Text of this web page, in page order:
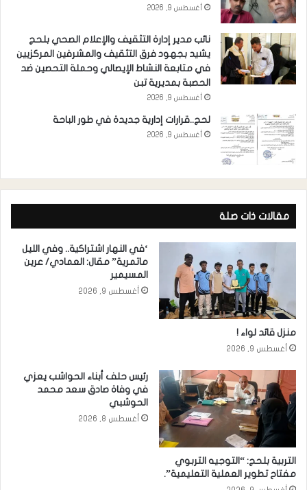
أغسطس 9, 2026
نائب مدير إدارة التثقيف والإعلام الصحي بلحج
يشيد بجهود فرق التثقيف والمشرفين المركزيين
في متابعة النشاط الإيصالي وحملة التحصين ضد
الحصبة بمديرية تبن
أغسطس 9, 2026
لحج..قرارات إدارية جديدة في طور الباحة
أغسطس 9, 2026
مقالات ذات صلة
منزل قائد لواء !
أغسطس 9, 2026
‘في النهار اشتراكية.. وفي الليل
ماتمرية” مقال: العمادي/ عرين
المسيمير
أغسطس 9, 2026
التربية بلحج: “التوجيه التربوي
مفتاح تطوير العملية التعليمية”.
رئيس حلف أبناء الحواشب يعزي
في وفاة صادق سعد محمد
الحوشبي
أغسطس 8, 2026